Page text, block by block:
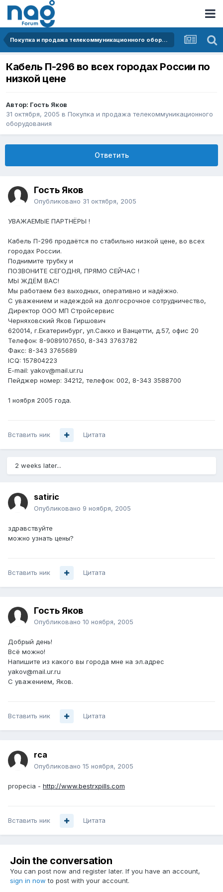
Покупка и продажа телекоммуникационного оборудования
Кабель П-296 во всех городах России по
низкой цене
Автор: Гость Яков
31 октября, 2005 в Покупка и продажа телекоммуникационного
оборудования
Ответить
Гость Яков
Опубликовано 31 октября, 2005
УВАЖАЕМЫЕ ПАРТНЁРЫ !
Кабель П-296 продаётся по стабильно низкой цене, во всех
городах России.
Поднимите трубку и
ПОЗВОНИТЕ СЕГОДНЯ, ПРЯМО СЕЙЧАС !
МЫ ЖДЁМ ВАС!
Мы работаем без выходных, оперативно и надёжно.
С уважением и надеждой на долгосрочное сотрудничество,
Директор ООО МП Стройсервис
Черняховский Яков Гиршович
620014, г.Екатеринбург, ул.Сакко и Ванцетти, д.57, офис 20
Телефон: 8-9089107650, 8-343 3763782
Факс: 8-343 3765689
ICQ: 157804223
E-mail: yakov@mail.ur.ru
Пейджер номер: 34212, телефон: 002, 8-343 3588700
1 ноября 2005 года.
Вставить ник Цитата
2 weeks later...
satiric
Опубликовано 9 ноября, 2005
здравствуйте
можно узнать цены?
Вставить ник Цитата
Гость Яков
Опубликовано 10 ноября, 2005
Добрый день!
Всё можно!
Напишите из какого вы города мне на эл.адрес
yakov@mail.ur.ru
С уважением, Яков.
Вставить ник Цитата
rca
Опубликовано 15 ноября, 2005
propecia - http://www.bestrxpills.com
Вставить ник Цитата
Join the conversation
You can post now and register later. If you have an account,
sign in now to post with your account.